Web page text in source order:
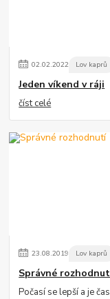
02.02.2022 Lov kaprů
Jeden víkend v ráji
číst celé
23.08.2019 Lov kaprů
Správné
Počasí se lepší a je